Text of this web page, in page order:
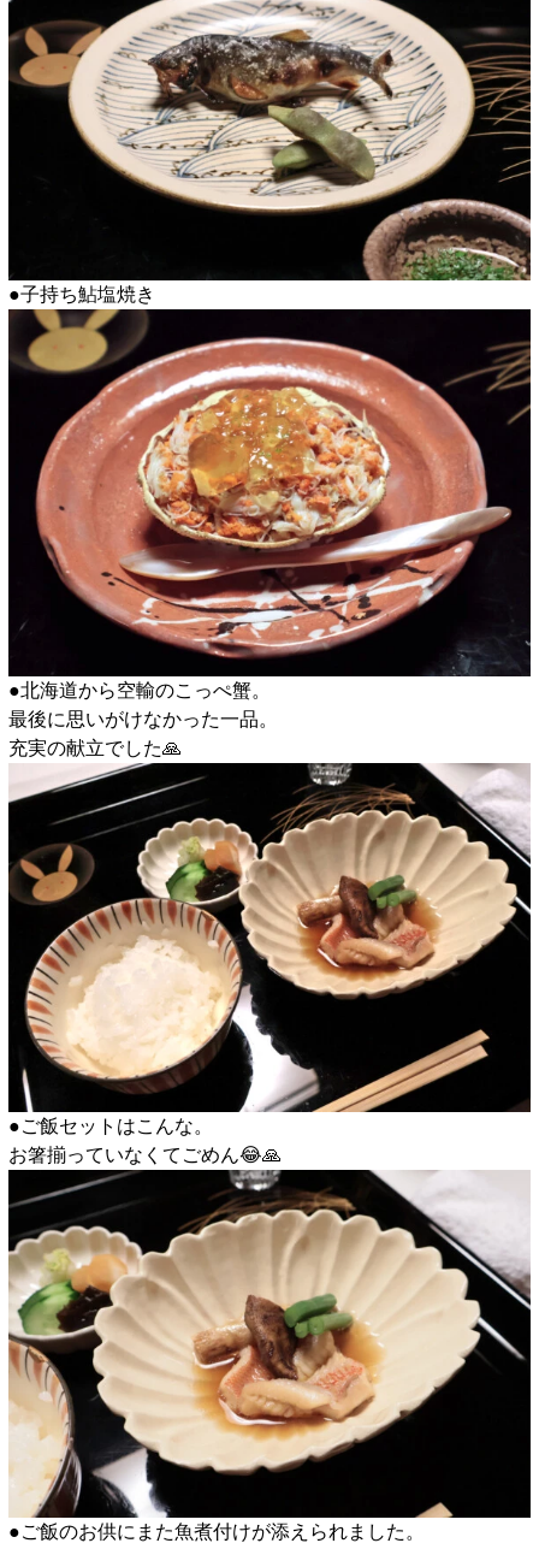
●子持ち鮎塩焼き
●北海道から空輸のこっぺ蟹。
最後に思いがけなかった一品。
充実の献立でした🙏
●ご飯セットはこんな。
お箸揃っていなくてごめん😂🙏
●ご飯のお供にまた魚煮付けが添えられました。